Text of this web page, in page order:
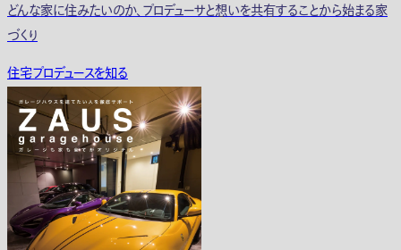
どんな家に住みたいのか、プロデューサと想いを共有することから始まる家
づくり
住宅プロデュースを知る